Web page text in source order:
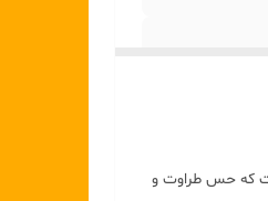
که حس طراوت و